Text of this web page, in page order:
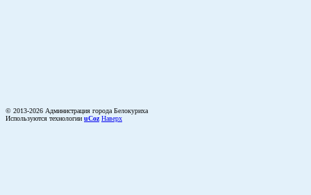
© 2013-2026 Администрация города Белокуриха
Используются технологии uCoz Наверх